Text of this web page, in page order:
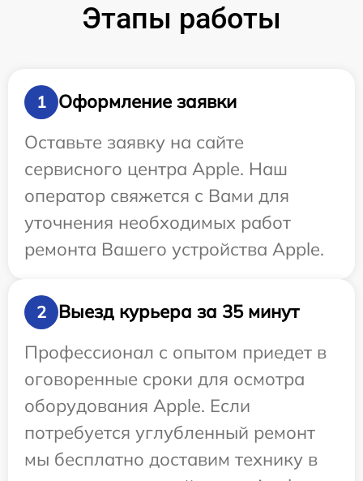
Этапы работы
1
Оформление заявки
Оставьте заявку на сайте
сервисного центра Apple. Наш
оператор свяжется с Вами для
уточнения необходимых работ
ремонта Вашего устройства Apple.
2
Выезд курьера за 35 минут
Профессионал с опытом приедет в
оговоренные сроки для осмотра
оборудования Apple. Если
потребуется углубленный ремонт
мы бесплатно доставим технику в